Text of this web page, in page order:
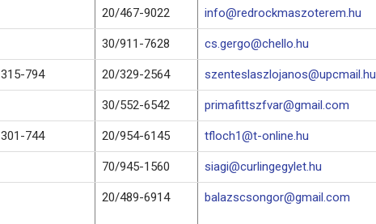
20/467-9022 info@redrockmaszoterem.hu
30/911-7628 cs.gergo@chello.hu
315-794 20/329-2564 szenteslaszlojanos@upcmail.hu
30/552-6542 primafittszfvar@gmail.com
301-744 20/954-6145 tfloch1@t-online.hu
70/945-1560 siagi@curlingegylet.hu
20/489-6914 balazscsongor@gmail.com